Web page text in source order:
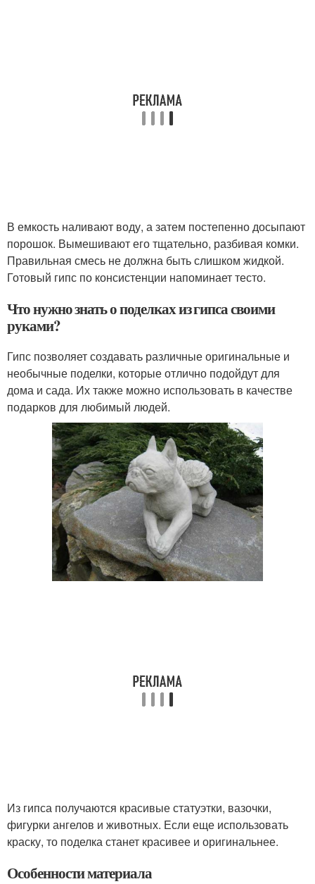
В емкость наливают воду, а затем постепенно досыпают
порошок. Вымешивают его тщательно, разбивая комки.
Правильная смесь не должна быть слишком жидкой.
Готовый гипс по консистенции напоминает тесто.
Что нужно знать о поделках из гипса своими
руками?
Гипс позволяет создавать различные оригинальные и
необычные поделки, которые отлично подойдут для
дома и сада. Их также можно использовать в качестве
подарков для любимый людей.
Из гипса получаются красивые статуэтки, вазочки,
фигурки ангелов и животных. Если еще использовать
краску, то поделка станет красивее и оригинальнее.
Особенности материала